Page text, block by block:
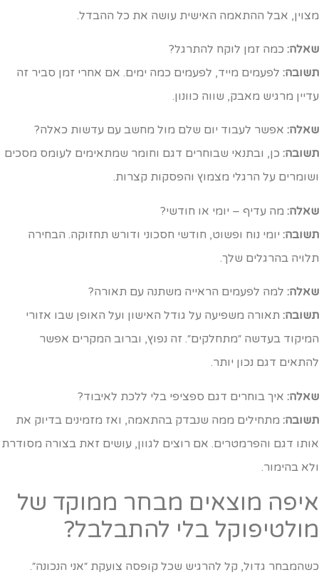
אבל ההתאמה האישית עושה את כל ההבדל.
כמה זמן לוקח להתרגל?
לפעמים מייד, לפעמים כמה ימים. אם אחרי זמן סביר זה
מרגיש מאבק, שווה כוונון.
אפשר לעבוד יום שלם מול מחשב עם עדשות כאלה?
כן, ובתנאי שבוחרים דגם וחומר שמתאימים לעומס מסכים
על הרגלי מצמוץ והפסקות קצרות.
מה עדיף – יומי או חודשי?
יומי נוח ופשוט, חודשי חסכוני ודורש תחזוקה. הבחירה
בהרגלים שלך.
למה לפעמים הראייה משתנה עם תאורה?
תאורה משפיעה על גודל האישון ועל האופן שבו אזורי
בעדשה ״מתחלקים״. זה נפוץ, וברוב המקרים אפשר
דגם נכון יותר.
איך בוחרים דגם ספציפי בלי ללכת לאיבוד?
מתחילים ממה שנבדק בהתאמה, ואז מזמינים בדיוק את
דגם והפרמטרים. אם רוצים לגוון, עושים זאת בצורה מסודרת
בהימור.
מוצאים מבחר ממוקד של
בלי להתבלבל?
גדול, קל להרגיש שכל קופסה צועקת ״אני הנכונה״.